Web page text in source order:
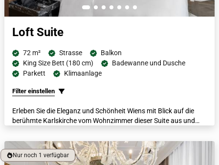
Loft Suite
72 m² Strasse
Balkon
King Size Bett (180 cm)
Badewanne und Dusche
Parkett
Klimaanlage
Filter einstellen
Erleben Sie die Eleganz und Schönheit Wiens mit Blick auf die
berühmte Karlskirche vom Wohnzimmer dieser Suite aus und
Neben der unglaublichen Aussicht ist diese großzügige Suite mit
ihrem begehbaren Kleiderschrank, dem italienischen Marmorbad
und der freistehenden Badewanne, die sich direkt unter einem
Nur noch 1 verfügbar